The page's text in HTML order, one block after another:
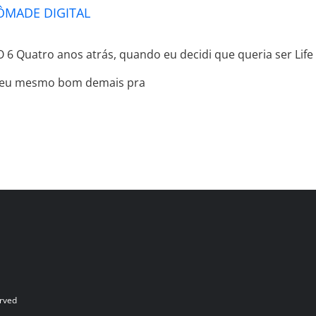
DIGITAL
6 Quatro anos atrás, quando eu decidi que queria ser
mesmo bom demais pra